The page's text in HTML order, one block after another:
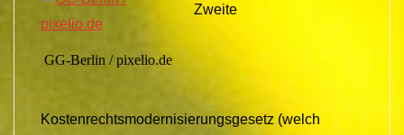
GG-Berlin / pixelio.de
Zweite
Kostenrechtsmodernisierungsgesetz (welch